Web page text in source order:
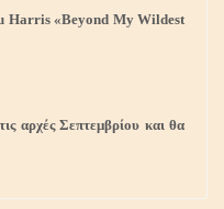
Harris «Beyond My Wildest
αρχές Σεπτεμβρίου και θα